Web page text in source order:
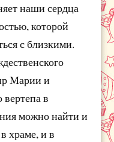
наши сердца
которой
с близкими.
Марии и
вертепа в
можно найти и
храме, и в